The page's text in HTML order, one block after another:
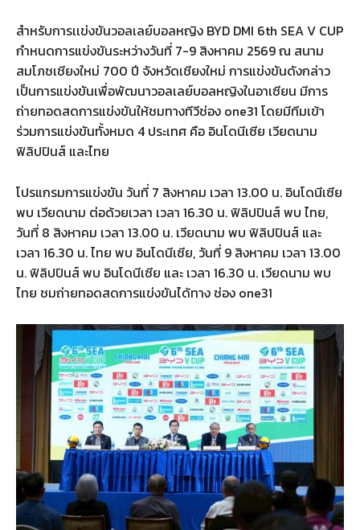
สำหรับการเเข่งขันวอลเลย์บอลหญิง BYD DMI 6th SEA V CUP
กำหนดการแข่งขันระหว่างวันที่ 7-9 สิงหาคม 2569 ณ สนาม
สมโภชเชียงใหม่ 700 ปี จังหวัดเชียงใหม่ การแข่งขันดังกล่าว
เป็นการแข่งขันเพื่อพัฒนาวอลเลย์บอลหญิงในอาเซียน มีการ
ถ่ายทอดสดการแข่งขันให้ชมทางทีวีช่อง one31 โดยมีทีมเข้า
ร่วมการแข่งขันทั้งหมด 4 ประเทศ คือ อินโดนีเซีย เวียดนาม
ฟิลิปปินส์ และไทย
โปรแกรมการแข่งขัน วันที่ 7 สิงหาคม เวลา 13.00 น. อินโดนีเซีย
พบ เวียดนาม ต่อด้วยเวลา เวลา 16.30 น. ฟิลิปปินส์ พบ ไทย,
วันที่ 8 สิงหาคม เวลา 13.00 น. เวียดนาม พบ ฟิลิปปินส์ และ
เวลา 16.30 น. ไทย พบ อินโดนีเซีย, วันที่ 9 สิงหาคม เวลา 13.00
น. ฟิลิปปินส์ พบ อินโดนีเซีย และ เวลา 16.30 น. เวียดนาม พบ
ไทย ชมถ่ายทอดสดการแข่งขันได้ทาง ช่อง one31